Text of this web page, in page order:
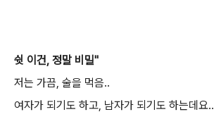
쉿 이건, 정말 비밀"
저는 가끔, 술을 먹음..
여자가 되기도 하고, 남자가 되기도 하는데요..